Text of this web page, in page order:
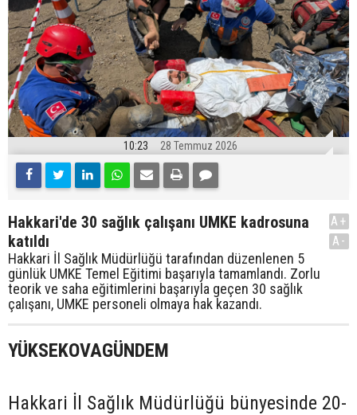
10:23 28 Temmuz 2026
Hakkari'de 30 sağlık çalışanı UMKE kadrosuna
katıldı
Hakkari İl Sağlık Müdürlüğü tarafından düzenlenen 5
günlük UMKE Temel Eğitimi başarıyla tamamlandı. Zorlu
teorik ve saha eğitimlerini başarıyla geçen 30 sağlık
çalışanı, UMKE personeli olmaya hak kazandı.
A+
A-
YÜKSEKOVAGÜNDEM
Hakkari İl Sağlık Müdürlüğü bünyesinde 20-